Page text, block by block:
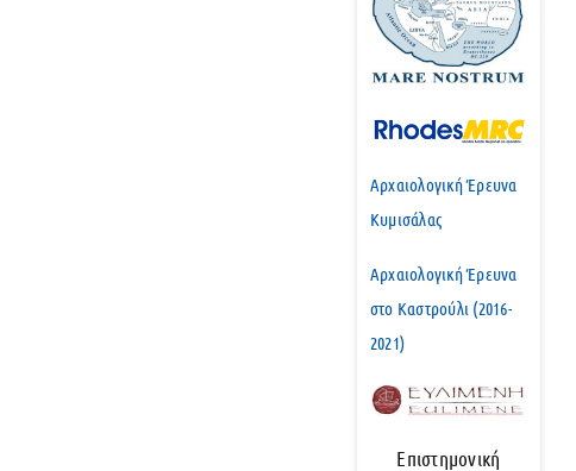
Αρχαιολογική Έρευνα
Κυμισάλας
Αρχαιολογική Έρευνα
στο Καστρούλι (2016-
2021)
Επιστημονική